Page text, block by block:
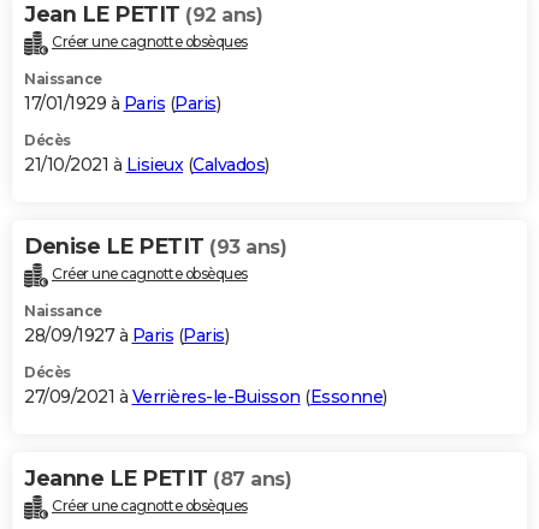
Jean LE PETIT (92 ans)
Créer une cagnotte obsèques
Naissance
17/01/1929 à Paris (Paris)
Décès
21/10/2021 à Lisieux(Calvados)
Denise LE PETIT (93 ans)
Créer une cagnotte obsèques
Naissance
28/09/1927 à Paris (Paris)
Décès
27/09/2021 à Verrières-le-Buisson (Essonne)
Jeanne LE PETIT (87 ans)
Créer une cagnotte obsèques